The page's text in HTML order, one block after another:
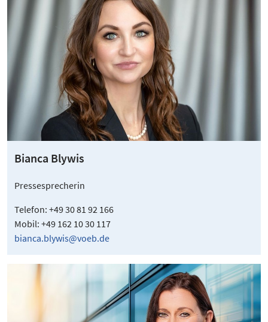
Bianca Blywis
Pressesprecherin
Telefon: +49 30 81 92 166
Mobil: +49 162 10 30 117
bianca.blywis@voeb.de